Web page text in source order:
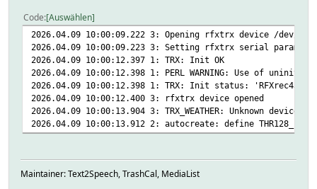
Code Auswählen
2026.04.09 10:00:09.222 3: Opening rfxtrx device /dev/
2026.04.09 10:00:09.223 3: Setting rfxtrx serial
2026.04.09 10:00:12.397 1: TRX: Init OK
2026.04.09 10:00:12.398 1: PERL WARNING: Use of
2026.04.09 10:00:12.398 1: TRX: Init status: 'RFXrec433
2026.04.09 10:00:12.400 3: rfxtrx device opened
2026.04.09 10:00:13.904 3: TRX_WEATHER: Unknown device
2026.04.09 10:00:13.912 2: autocreate: define THR128_1
Maintainer: Text2Speech, TrashCal, MediaList